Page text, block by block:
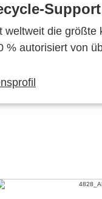
Support
weltweit die größte
% autorisiert von